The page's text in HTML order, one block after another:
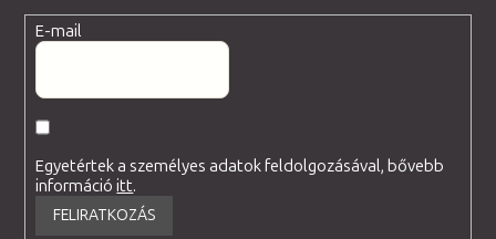
E-mail
Egyetértek a személyes adatok feldolgozásával, bővebb
információitt.
FELIRATKOZÁS